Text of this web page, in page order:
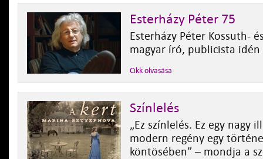
Esterházy Péter 75
Esterházy Péter Kossuth-
magyar író, publicista idén
Cikk olvasása
Színlelés
„Ez színlelés. Ez egy nagy
modern regény egy
köntösében” – mondja a